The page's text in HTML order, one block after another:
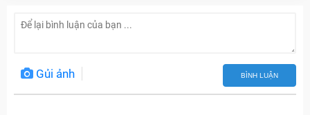
Gủi ảnh BÌNH LUẬN